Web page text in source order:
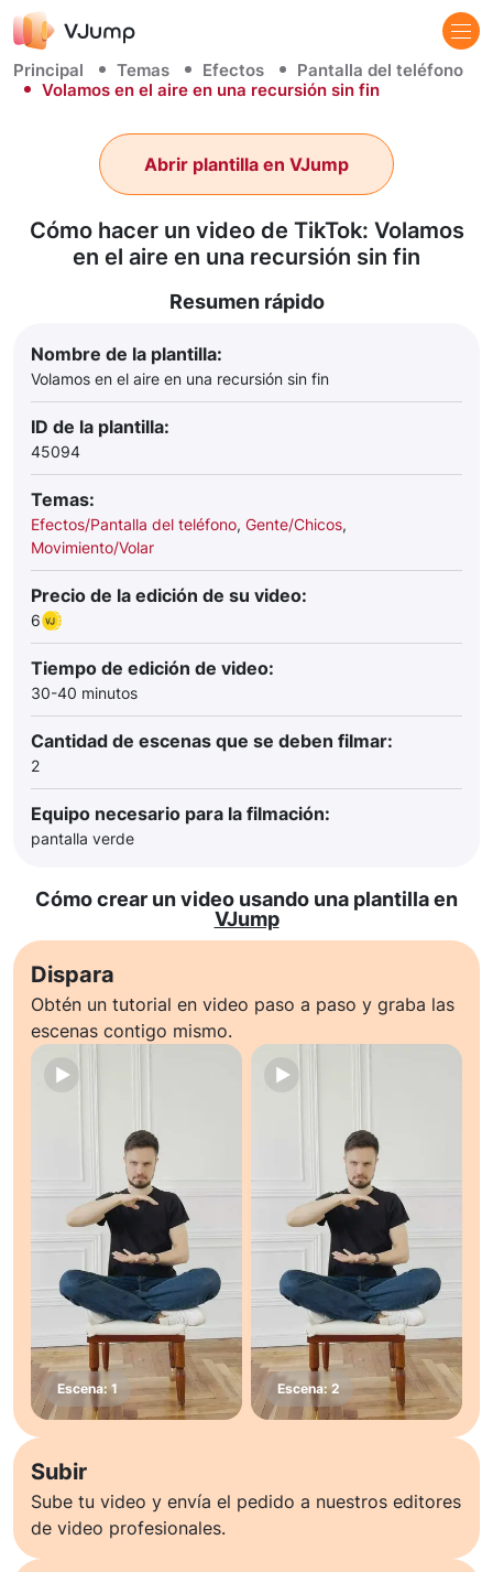
Principal Temas Efectos
Pantalla del teléfono
Volamos en el aire en una recursión sin fin
Cómo hacer un video de TikTok: Volamos
en el aire en una recursión sin fin
Abrir plantilla en VJump
Resumen rápido
Nombre de la plantilla:
Volamos en el aire en una recursión sin fin
ID de la plantilla:
45094
Temas:
Efectos/Pantalla del teléfono, Gente/Chicos,
Movimiento/Volar
Precio de la edición de su video:
6
Tiempo de edición de video:
30-40 minutos
Cantidad de escenas que se deben filmar:
2
Equipo necesario para la filmación:
pantalla verde
Cómo crear un video usando una plantilla en
VJump
Dispara
Obtén un tutorial en video paso a paso y graba las
escenas contigo mismo.
Subir
Sube tu video y envía el pedido a nuestros editores
de video profesionales.